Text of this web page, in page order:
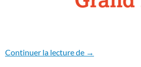
Continuer la lecture de Le dogme de
→